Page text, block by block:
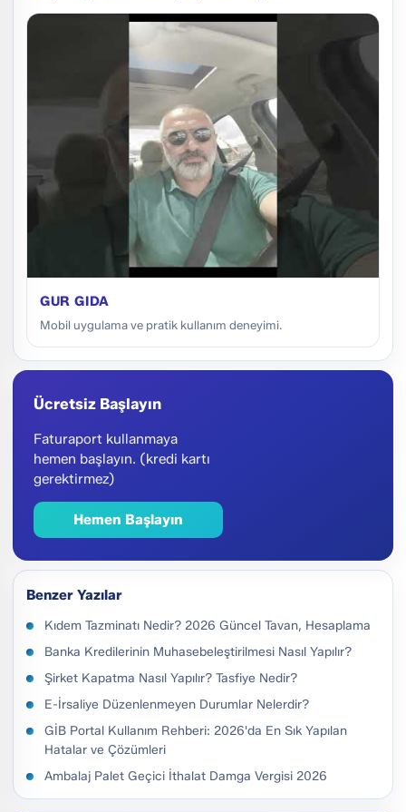
GUR GIDA
Mobil uygulama ve pratik kullanım deneyimi.
Ücretsiz Başlayın
Faturaport kullanmaya
hemen başlayın. (kredi kartı
gerektirmez)
Hemen Başlayın
Benzer Yazılar
Kıdem Tazminatı Nedir? 2026 Güncel Tavan, Hesaplama
Banka Kredilerinin Muhasebeleştirilmesi Nasıl Yapılır?
Şirket Kapatma Nasıl Yapılır? Tasfiye Nedir?
E-İrsaliye Düzenlenmeyen Durumlar Nelerdir?
GİB Portal Kullanım Rehberi: 2026'da En Sık Yapılan
Hatalar ve Çözümleri
Ambalaj Palet Geçici İthalat Damga Vergisi 2026